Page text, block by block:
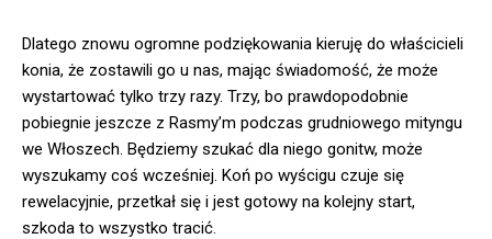
Dlatego znowu ogromne podziękowania kieruję do właścicieli
konia, że zostawili go u nas, mając świadomość, że może
wystartować tylko trzy razy. Trzy, bo prawdopodobnie
pobiegnie jeszcze z Rasmy’m podczas grudniowego mityngu
we Włoszech. Będziemy szukać dla niego gonitw, może
wyszukamy coś wcześniej. Koń po wyścigu czuje się
rewelacyjnie, przetkał się i jest gotowy na kolejny start,
szkoda to wszystko tracić.